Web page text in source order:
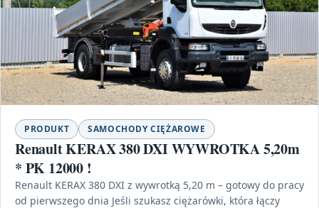
PRODUKT SAMOCHODY CIĘŻAROWE
Renault KERAX 380 DXI WYWROTKA 5,20m
* PK 12000 !
Renault KERAX 380 DXI z wywrotką 5,20 m – gotowy do pracy
od pierwszego dnia Jeśli szukasz ciężarówki, która łączy